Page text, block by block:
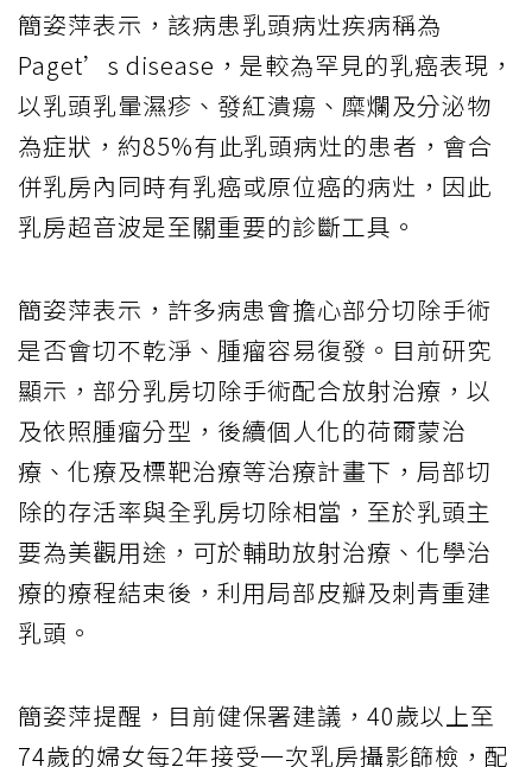
簡姿萍表示，該病患乳頭病灶疾病稱為
Paget’s disease，是較為罕見的乳癌表現，
以乳頭乳暈濕疹、發紅潰瘍、糜爛及分泌物
為症狀，約85%有此乳頭病灶的患者，會合
併乳房內同時有乳癌或原位癌的病灶，因此
乳房超音波是至關重要的診斷工具。
簡姿萍表示，許多病患會擔心部分切除手術
是否會切不乾淨、腫瘤容易復發。目前研究
顯示，部分乳房切除手術配合放射治療，以
及依照腫瘤分型，後續個人化的荷爾蒙治
療、化療及標靶治療等治療計畫下，局部切
除的存活率與全乳房切除相當，至於乳頭主
要為美觀用途，可於輔助放射治療、化學治
療的療程結束後，利用局部皮瓣及刺青重建
乳頭。
簡姿萍提醒，目前健保署建議，40歲以上至
74歲的婦女每2年接受一次乳房攝影篩檢，配